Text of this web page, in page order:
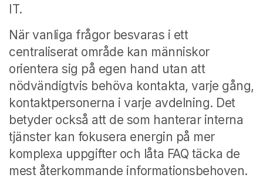
IT.
När vanliga frågor besvaras i ett
centraliserat område kan människor
orientera sig på egen hand utan att
nödvändigtvis behöva kontakta, varje gång,
kontaktpersonerna i varje avdelning. Det
betyder också att de som hanterar interna
tjänster kan fokusera energin på mer
komplexa uppgifter och låta FAQ täcka de
mest återkommande informationsbehoven.